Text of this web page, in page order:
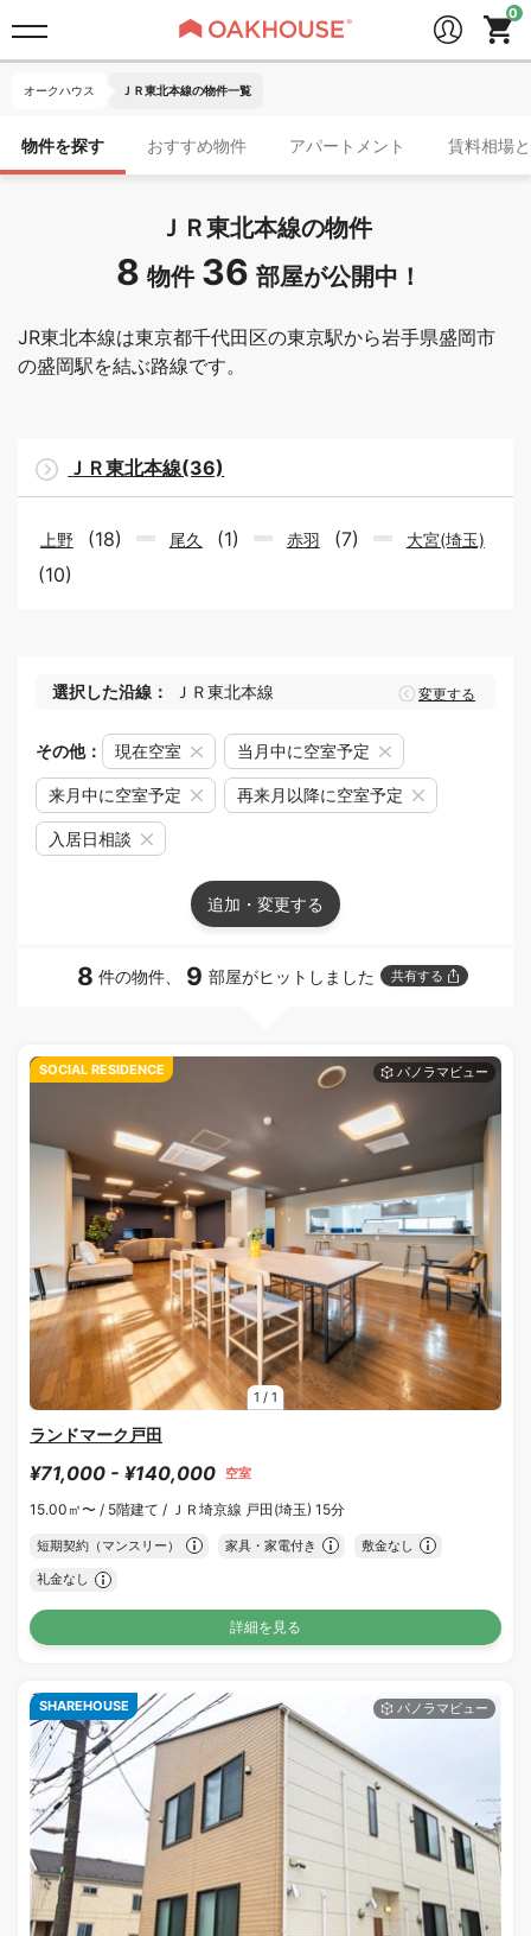
オークハウス ＪＲ東北本線の物件一覧
物件を探す おすすめ物件 アパートメント 賃料相場
ＪＲ東北本線の物件
8 物件 36 部屋が公開中！
JR東北本線は東京都千代田区の東京駅から岩手県盛岡市
の盛岡駅を結ぶ路線です。
ＪＲ東北本線(36)
上野 (18) 尾久 (1) 赤羽 (7) 大宮(埼玉)
(10)
選択した沿線： ＪＲ東北本線 変更する
その他： 現在空室 当月中に空室予定
来月中に空室予定 再来月以降に空室予定
入居日相談
追加・変更する
8 件の物件、 9 部屋がヒットしました 共有する
1 / 1
SOCIAL RESIDENCE
ランドマーク戸田
¥71,000 - ¥140,000 空室
15.00㎡〜 / 5階建て / ＪＲ埼京線 戸田(埼玉) 15分
短期契約（マンスリー） 家具・家電付き 敷金なし
礼金なし
詳細を見る
SHAREHOUSE